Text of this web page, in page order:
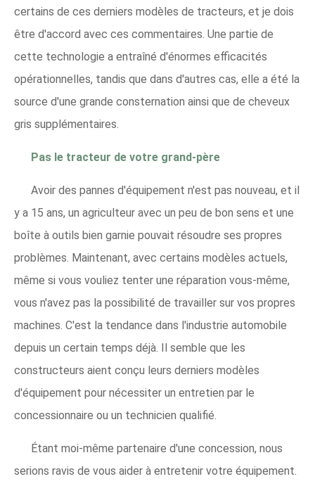
certains de ces derniers modèles de tracteurs, et je dois
être d'accord avec ces commentaires. Une partie de
cette technologie a entraîné d'énormes efficacités
opérationnelles, tandis que dans d'autres cas, elle a été la
source d'une grande consternation ainsi que de cheveux
gris supplémentaires.
Pas le tracteur de votre grand-père
Avoir des pannes d'équipement n'est pas nouveau, et il
y a 15 ans, un agriculteur avec un peu de bon sens et une
boîte à outils bien garnie pouvait résoudre ses propres
problèmes. Maintenant, avec certains modèles actuels,
même si vous vouliez tenter une réparation vous-même,
vous n'avez pas la possibilité de travailler sur vos propres
machines. C'est la tendance dans l'industrie automobile
depuis un certain temps déjà. Il semble que les
constructeurs aient conçu leurs derniers modèles
d'équipement pour nécessiter un entretien par le
concessionnaire ou un technicien qualifié.
Étant moi-même partenaire d'une concession, nous
serions ravis de vous aider à entretenir votre équipement.